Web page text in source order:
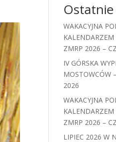
WAKACYJNA
ZMRP 2026 –
IV GÓRSKA
MOSTOWCÓW
2026
WAKACYJNA
ZMRP 2026 –
LIPIEC 2026 W